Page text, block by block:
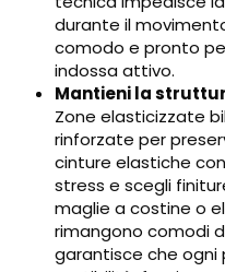
durante il
comodo e pronto
indossa attivo.
Mantieni la
Zone elasticizzate
rinforzate per
cinture elastiche
stress e scegli
maglie a costine o
rimangono comodi
garantisce che ogni